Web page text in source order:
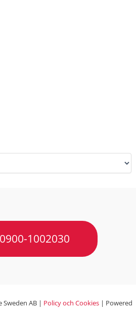
1002030
AB | Policy och Cookies| Powered